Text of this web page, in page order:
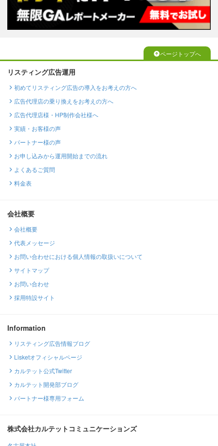
ページトップへ
リスティング広告運用
初めてリスティング広告の導入をお考えの方へ
広告代理店の乗り換えをお考えの方へ
広告代理店様・HP制作会社様へ
実績・お客様の声
パートナー様の声
お申し込みから運用開始までの流れ
よくあるご質問
料金表
会社概要
会社概要
代表メッセージ
お問い合わせにおける個人情報の取扱いについて
サイトマップ
お問い合わせ
採用特設サイト
Information
リスティング広告情報ブログ
Lisketオフィシャルページ
カルテット公式Twitter
カルテット開発部ブログ
パートナー様専用フォーム
株式会社カルテットコミュニケーションズ